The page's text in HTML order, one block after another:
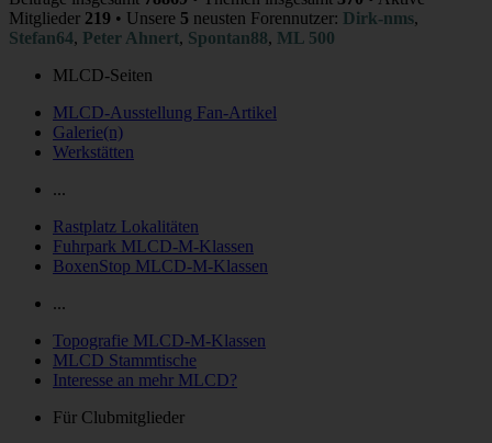
Mitglieder 219 • Unsere 5 neusten Forennutzer: Dirk-nms,
Stefan64, Peter Ahnert, Spontan88, ML 500
MLCD-Seiten
MLCD-Ausstellung Fan-Artikel
Galerie(n)
Werkstätten
...
Rastplatz Lokalitäten
Fuhrpark MLCD-M-Klassen
BoxenStop MLCD-M-Klassen
...
Topografie MLCD-M-Klassen
MLCD Stammtische
Interesse an mehr MLCD?
Für Clubmitglieder